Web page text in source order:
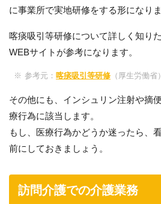
に事業所で実地研修をする形になりま
喀痰吸引等研修について詳しく知り
WEBサイトが参考になります。
参考元： 喀痰吸引等研修 （厚生労働省）
その他にも、インシュリン注射や摘
療行為に該当します。
もし、医療行為かどうか迷ったら、
前にしておきましょう。
訪問介護での介護業務